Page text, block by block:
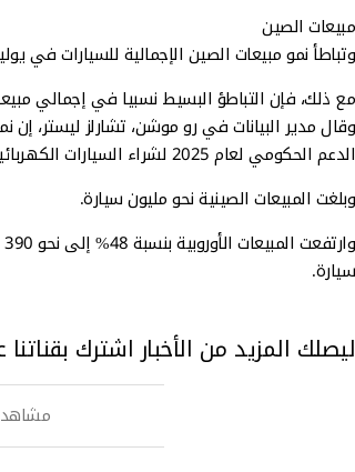
مبيعات الصين
وتباطأ نمو مبيعات الصين الإجمالية للسيارات في
مع ذلك، فإن التباطؤ البسيط نسبيا في إجمالي
الدعم الحكومي لعام 2025 لشراء السيارات الكهربائية والهجينة القابلة للشحن.
وبلغت المبيعات الصينية نحو مليون سيارة.
سيارة.
ليصلك المزيد من الأخبار اشترك